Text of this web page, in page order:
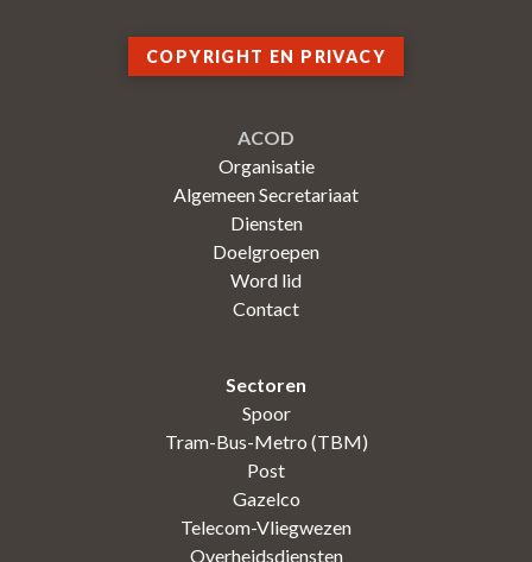
COPYRIGHT EN PRIVACY
ACOD
Organisatie
Algemeen Secretariaat
Diensten
Doelgroepen
Word lid
Contact
Sectoren
Spoor
Tram-Bus-Metro (TBM)
Post
Gazelco
Telecom-Vliegwezen
Overheidsdiensten